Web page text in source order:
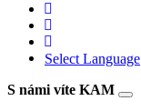
Select Language
S námi víte KAM